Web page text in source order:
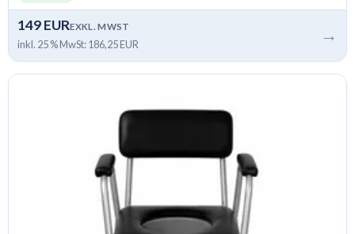
149 EUREXKL. MWST
inkl. 25 % MwSt: 186,25 EUR →